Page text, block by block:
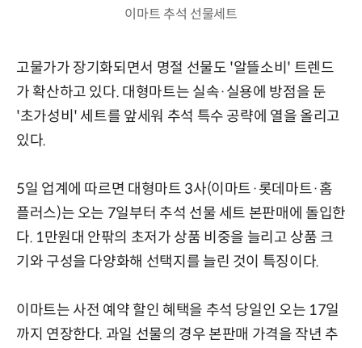
이마트 추석 선물세트
고물가가 장기화되면서 명절 선물도 '알뜰소비' 트렌드
가 확산하고 있다. 대형마트는 실속·실용에 방점을 둔
'초가성비' 세트를 앞세워 추석 특수 공략에 열을 올리고
있다.
5일 업계에 따르면 대형마트 3사(이마트·롯데마트·홈
플러스)는 오는 7일부터 추석 선물 세트 본판매에 돌입한
다. 1만원대 안팎의 초저가 상품 비중을 늘리고 상품 크
기와 구성을 다양화해 선택지를 늘린 것이 특징이다.
이마트는 사전 예약 할인 혜택을 추석 당일인 오는 17일
까지 연장한다. 과일 선물의 경우 본판매 가격을 작년 추